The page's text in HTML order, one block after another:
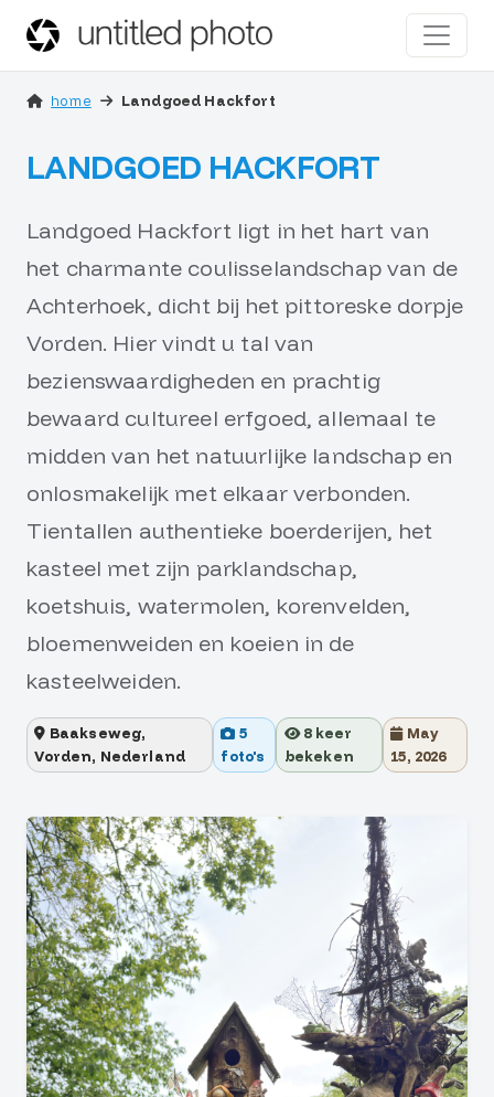
home Landgoed Hackfort
LANDGOED HACKFORT
Landgoed Hackfort ligt in het hart van
het charmante coulisselandschap van de
Achterhoek, dicht bij het pittoreske dorpje
Vorden. Hier vindt u tal van
bezienswaardigheden en prachtig
bewaard cultureel erfgoed, allemaal te
midden van het natuurlijke landschap en
onlosmakelijk met elkaar verbonden.
Tientallen authentieke boerderijen, het
kasteel met zijn parklandschap,
koetshuis, watermolen, korenvelden,
bloemenweiden en koeien in de
kasteelweiden.
Baakseweg,
Vorden, Nederland
5
foto's
8keer
bekeken
May
15, 2026